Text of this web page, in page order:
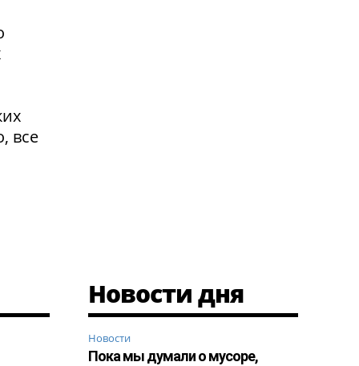
все
Новости дня
Новости
Пока мы думали о мусоре,